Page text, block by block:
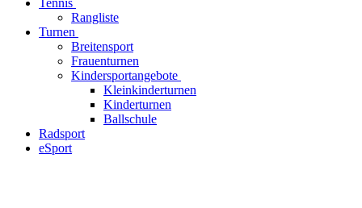
Tennis
Rangliste
Turnen
Breitensport
Frauenturnen
Kindersportangebote
Kleinkinderturnen
Kinderturnen
Ballschule
Radsport
eSport